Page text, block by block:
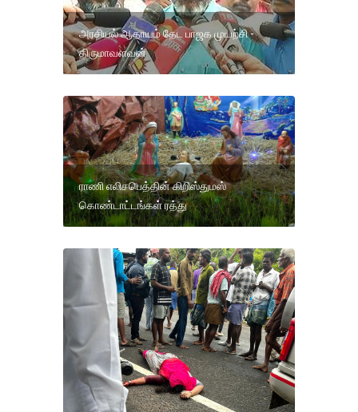
அரசியல் ஆதாயம் தேட பாஜக முயற்சி -
திருமாவளவன்
ராணி எலிசபெத்தின் கிறிஸ்துமஸ்
கொண்டாட்டங்கள் ரத்து